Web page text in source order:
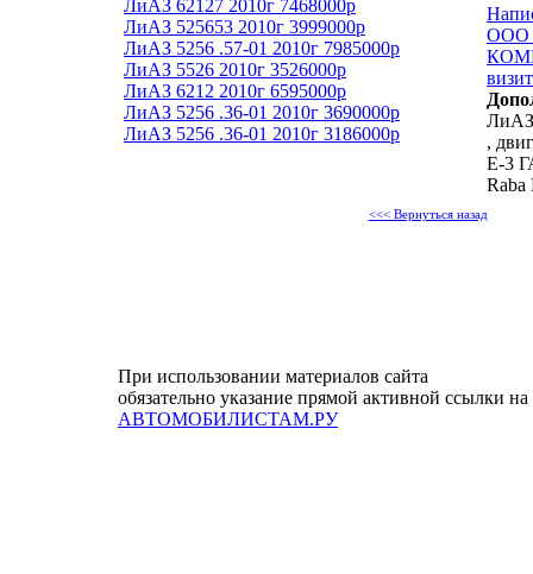
ЛиАЗ 62127 2010г 7468000р
ЛиАЗ 525653 2010г 3999000р
ЛиАЗ 5256 .57-01 2010г 7985000р
ЛиАЗ 5526 2010г 3526000р
ЛиАЗ 6212 2010г 6595000р
ЛиАЗ 5256 .36-01 2010г 3690000р
ЛиАЗ 5256 .36-01 2010г 3186000р
ООО
ЛиАЗ
,
Е-3
Raba
<<< Вернуться назад
При использовании материалов сайта
обязательно указание прямой активной ссылки на
АВТОМОБИЛИСТАМ.РУ